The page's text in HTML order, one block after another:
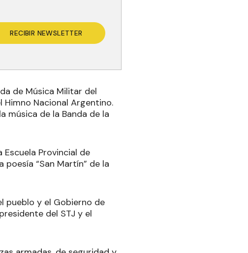
RECIBIR NEWSLETTER
de Música Militar del
Nacional Argentino.
música de la Banda de la
Escuela Provincial de
poesía “San Martín” de la
pueblo y el Gobierno de
del STJ y el